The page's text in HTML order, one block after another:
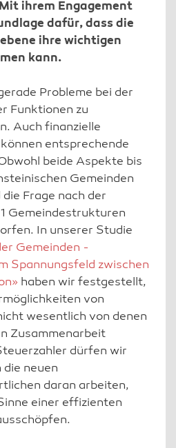
ihrem Engagement
dafür, dass die
ihre wichtigen
kann.
Probleme bei der
Funktionen zu
Auch finanzielle
entsprechende
beide Aspekte bis
Gemeinden
Frage nach der
Gemeindestrukturen
In unserer Studie
Gemeinden -
Spannungsfeld zwischen
haben wir festgestellt,
von
wesentlich von denen
Zusammenarbeit
dürfen wir
neuen
daran arbeiten,
einer effizienten